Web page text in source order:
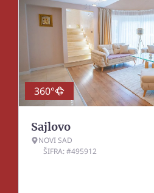
360°
Sajlovo
NOVI SAD
ŠIFRA: #495912